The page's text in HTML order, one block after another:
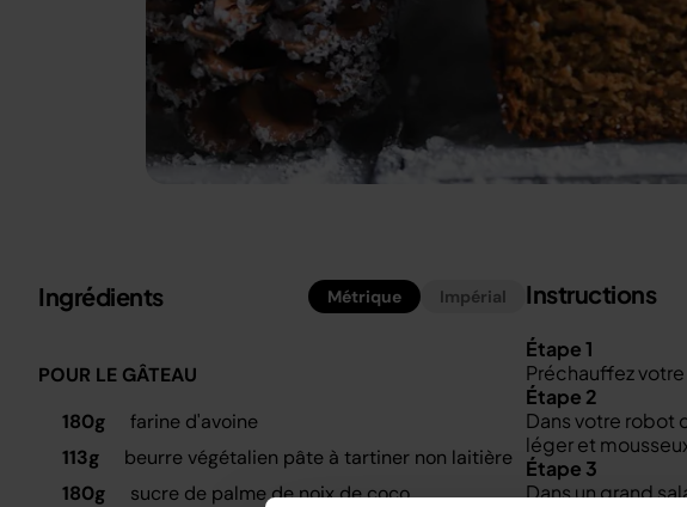
Ingrédients Métrique Impérial
POUR LE GÂTEAU
180g
farine d'avoine
113g
beurre végétalien pâte à tartiner non laitière
180g
sucre de palme de noix de coco
Instructions
Étape 1
Préchauffez
Étape 2
Dans votre robot
léger et
Étape 3
Dans un grand